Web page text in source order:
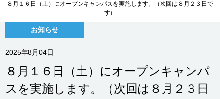
８月１６日（土）にオープンキャンパスを実施します。（次回は８月２３日で
す）
お知らせ
2025年8月04日
８月１６日（土）にオープンキャンパ
スを実施します。（次回は８月２３日